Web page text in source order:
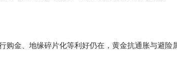
金、地缘碎片化等利好仍在，黄金抗通胀与避险